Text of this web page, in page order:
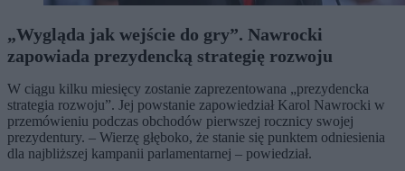
„Wygląda jak wejście do gry”. Nawrocki
zapowiada prezydencką strategię rozwoju
W ciągu kilku miesięcy zostanie zaprezentowana „prezydencka
strategia rozwoju”. Jej powstanie zapowiedział Karol Nawrocki w
przemówieniu podczas obchodów pierwszej rocznicy swojej
prezydentury. – Wierzę głęboko, że stanie się punktem odniesienia
dla najbliższej kampanii parlamentarnej – powiedział.